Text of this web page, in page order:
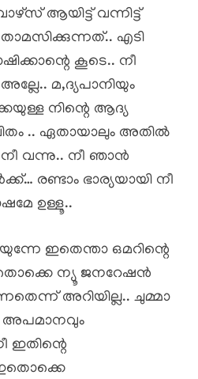
ആയിട്ട് വന്നിട്ട്
താമസിക്കുന്നത്.. എടി
കൂടെ.. നീ
മ,ദ്യപാനിയും
നിന്റെ ആദ്യ
.. ഏതായാലും അതിൽ
നീ വന്നു.. നീ ഞാൻ
രണ്ടാം ഭാര്യയായി നീ
ഉള്ളൂ..
ഇതെന്താ ഒമറിന്റെ
ന്യൂ ജനറേഷൻ
അറിയില്ല.. ചുമ്മാ
അപമാനവും
ഇതിന്റെ